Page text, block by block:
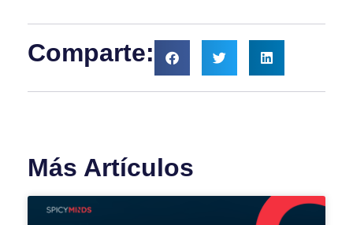
Comparte:
Más Artículos